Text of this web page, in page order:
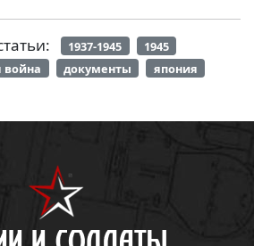
1937-1945
1945
война
документы япония